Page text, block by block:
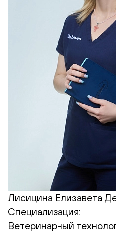
Лисицина Елизавета
Специализация:
Ветеринарный